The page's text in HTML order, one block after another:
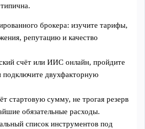
брокера: изучите тарифы,
репутацию и качество
счёт или ИИС онлайн, пройдите
двухфакторную
стартовую сумму, не трогая резерв
обязательные расходы.
список инструментов под